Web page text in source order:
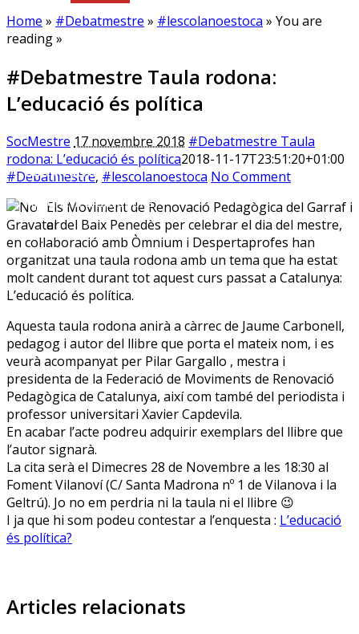
Sóc.Mestre
Aprenent a aprendre…
Home » #Debatmestre » #lescolanoestoca » You are
reading »
#Debatmestre Taula rodona:
L’educació és política
SocMestre 17 novembre 2018 #Debatmestre Taula
rodona: L’educació és política2018-11-17T23:51:20+01:00
#Debatmestre, #lescolanoestoca No Comment
Els Moviment de Renovació Pedagògica del Garraf i
el del Baix Penedès per celebrar el dia del mestre,
en col·laboració amb Òmnium i Despertaprofes han
organitzat una taula rodona amb un tema que ha estat
molt candent durant tot aquest curs passat a Catalunya:
L’educació és política.
Aquesta taula rodona anirà a càrrec de Jaume Carbonell,
pedagog i autor del llibre que porta el mateix nom, i es
veurà acompanyat per Pilar Gargallo , mestra i
presidenta de la Federació de Moviments de Renovació
Pedagògica de Catalunya, així com també del periodista i
professor universitari Xavier Capdevila.
En acabar l’acte podreu adquirir exemplars del llibre que
l’autor signarà.
La cita serà el Dimecres 28 de Novembre a les 18:30 al
Foment Vilanoví (C/ Santa Madrona nº 1 de Vilanova i la
Geltrú). Jo no em perdria ni la taula ni el llibre 😉
I ja que hi som podeu contestar a l’enquesta : L’educació
és política?
Articles relacionats